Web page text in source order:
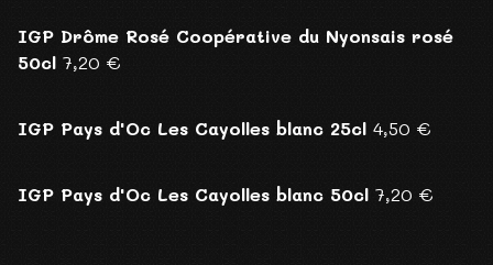
IGP Drôme Rosé Coopérative du Nyonsais rosé
50cl 7,20 €
IGP Pays d'Oc Les Cayolles blanc 25cl 4,50 €
IGP Pays d'Oc Les Cayolles blanc 50cl 7,20 €